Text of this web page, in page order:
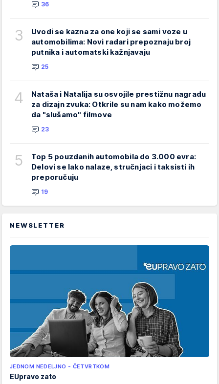
36
3
Uvodi se kazna za one koji se sami voze u
automobilima: Novi radari prepoznaju broj
putnika i automatski kažnjavaju
25
4
Nataša i Natalija su osvojile prestižnu nagradu
za dizajn zvuka: Otkrile su nam kako možemo
da "slušamo" filmove
23
5
Top 5 pouzdanih automobila do 3.000 evra:
Delovi se lako nalaze, stručnjaci i taksisti ih
preporučuju
19
NEWSLETTER
JEDNOM NEDELJNO - ČETVRTKOM
EUpravo zato